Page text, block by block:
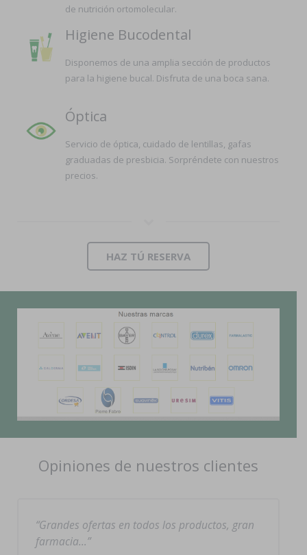
de nutrición ortomolecular.
Higiene Bucodental
Disponemos de una amplia sección de productos
para la higiene bucal. Disfruta de una boca sana.
Óptica
Servicio de óptica, cuidado de lentillas, gafas
graduadas de presbicia. Sorpréndete con nuestros
precios.
HAZ TÚ RESERVA
Opiniones de nuestros clientes
Grandes ofertas en todos los productos, gran
farmacia…